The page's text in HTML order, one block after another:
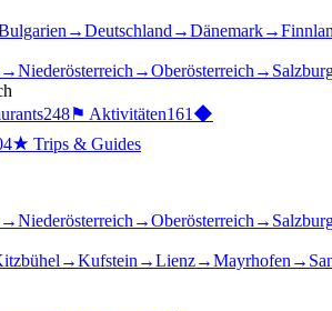
→Deutschland →Dänemark→
→Niederösterreich →Oberösterreich →
248⚑ Aktivitäten161 ◆
★ Trips & Guides
→Niederösterreich →Oberösterreich →
→Kufstein →Lienz→Mayrhofen →